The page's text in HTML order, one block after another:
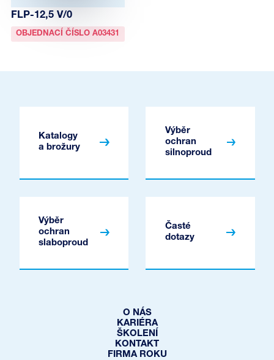
FLP-12,5 V/0
OBJEDNACÍ ČÍSLO A03431
Katalogy
a brožury
Výběr
ochran
silnoproud
Výběr
ochran
slaboproud
Časté
dotazy
O NÁS
KARIÉRA
ŠKOLENÍ
KONTAKT
FIRMA ROKU